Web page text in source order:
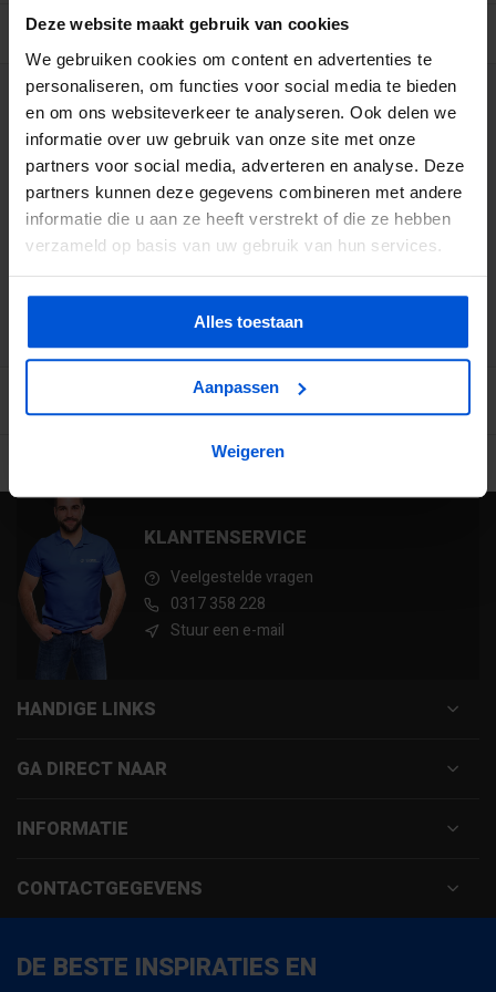
Deze website maakt gebruik van cookies
We gebruiken cookies om content en advertenties te
personaliseren, om functies voor social media te bieden
en om ons websiteverkeer te analyseren. Ook delen we
informatie over uw gebruik van onze site met onze
partners voor social media, adverteren en analyse. Deze
partners kunnen deze gegevens combineren met andere
informatie die u aan ze heeft verstrekt of die ze hebben
verzameld op basis van uw gebruik van hun services.
Alles toestaan
Aanpassen
Weigeren
BESCHRIJVING
WIJ HELPEN JE GRAAG
0317 358 228
info@dejonghandelsonderneming.nl
klanten geven ons een 9.1 op
Ruime voorraad in kwalitatieve producten
KLANTENSERVICE
Veelgestelde vragen
0317 358 228
Stuur een e-mail
HANDIGE LINKS
GA DIRECT NAAR
INFORMATIE
CONTACTGEGEVENS
DE BESTE INSPIRATIES EN